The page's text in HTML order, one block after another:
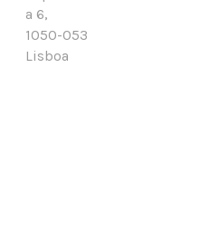
a 6,
1050-053
Lisboa